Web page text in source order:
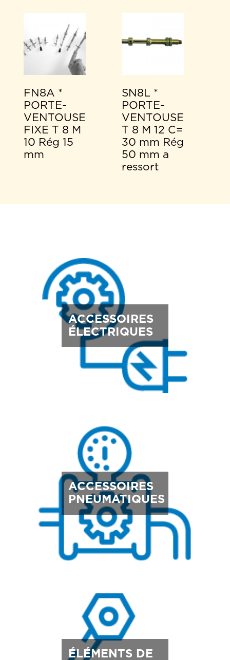
FN8A *
PORTE-
VENTOUSE
FIXE T 8 M
10 Rég 15
mm
SN8L *
PORTE-
VENTOUSE
T 8 M 12 C=
30 mm Rég
50 mm a
ressort
ACCESSOIRES
ÉLECTRIQUES
ACCESSOIRES
PNEUMATIQUES
ÉLÉMENTS DE